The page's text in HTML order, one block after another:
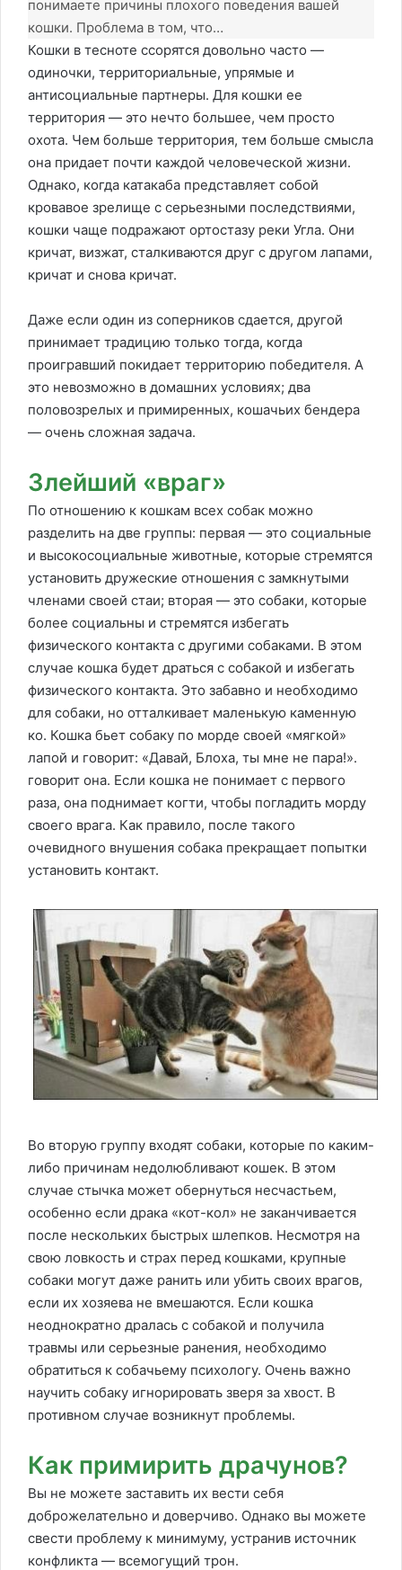
понимаете причины плохого поведения вашей
кошки. Проблема в том, что…
Кошки в тесноте ссорятся довольно часто —
одиночки, территориальные, упрямые и
антисоциальные партнеры. Для кошки ее
территория — это нечто большее, чем просто
охота. Чем больше территория, тем больше смысла
она придает почти каждой человеческой жизни.
Однако, когда катакаба представляет собой
кровавое зрелище с серьезными последствиями,
кошки чаще подражают ортостазу реки Угла. Они
кричат, визжат, сталкиваются друг с другом лапами,
кричат и снова кричат.
Даже если один из соперников сдается, другой
принимает традицию только тогда, когда
проигравший покидает территорию победителя. А
это невозможно в домашних условиях; два
половозрелых и примиренных, кошачьих бендера
— очень сложная задача.
Злейший «враг»
По отношению к кошкам всех собак можно
разделить на две группы: первая — это социальные
и высокосоциальные животные, которые стремятся
установить дружеские отношения с замкнутыми
членами своей стаи; вторая — это собаки, которые
более социальны и стремятся избегать
физического контакта с другими собаками. В этом
случае кошка будет драться с собакой и избегать
физического контакта. Это забавно и необходимо
для собаки, но отталкивает маленькую каменную
ко. Кошка бьет собаку по морде своей «мягкой»
лапой и говорит: «Давай, Блоха, ты мне не пара!».
говорит она. Если кошка не понимает с первого
раза, она поднимает когти, чтобы погладить морду
своего врага. Как правило, после такого
очевидного внушения собака прекращает попытки
установить контакт.
Во вторую группу входят собаки, которые по каким-
либо причинам недолюбливают кошек. В этом
случае стычка может обернуться несчастьем,
особенно если драка «кот-кол» не заканчивается
после нескольких быстрых шлепков. Несмотря на
свою ловкость и страх перед кошками, крупные
собаки могут даже ранить или убить своих врагов,
если их хозяева не вмешаются. Если кошка
неоднократно дралась с собакой и получила
травмы или серьезные ранения, необходимо
обратиться к собачьему психологу. Очень важно
научить собаку игнорировать зверя за хвост. В
противном случае возникнут проблемы.
Как примирить драчунов?
Вы не можете заставить их вести себя
доброжелательно и доверчиво. Однако вы можете
свести проблему к минимуму, устранив источник
конфликта — всемогущий трон.